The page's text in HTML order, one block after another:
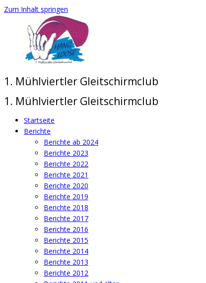
Zum Inhalt springen
1. Mühlviertler Gleitschirmclub
1. Mühlviertler Gleitschirmclub
Startseite
Berichte
Berichte ab 2024
Berichte 2023
Berichte 2022
Berichte 2021
Berichte 2020
Berichte 2019
Berichte 2018
Berichte 2017
Berichte 2016
Berichte 2015
Berichte 2014
Berichte 2013
Berichte 2012